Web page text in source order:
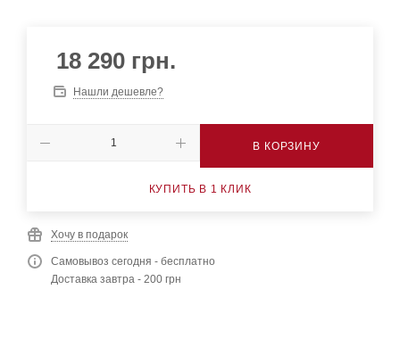
18 290 грн.
Нашли дешевле?
В КОРЗИНУ
КУПИТЬ В 1 КЛИК
Хочу в подарок
Самовывоз сегодня - бесплатно
Доставка завтра - 200 грн